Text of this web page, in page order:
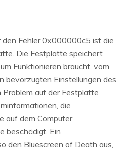
den Fehler 0x000000c5 ist die
Die Festplatte speichert
Funktionieren braucht, vom
bevorzugten Einstellungen des
Problem auf der Festplatte
die
auf dem Computer
beschädigt. Ein
den Bluescreen of Death aus,